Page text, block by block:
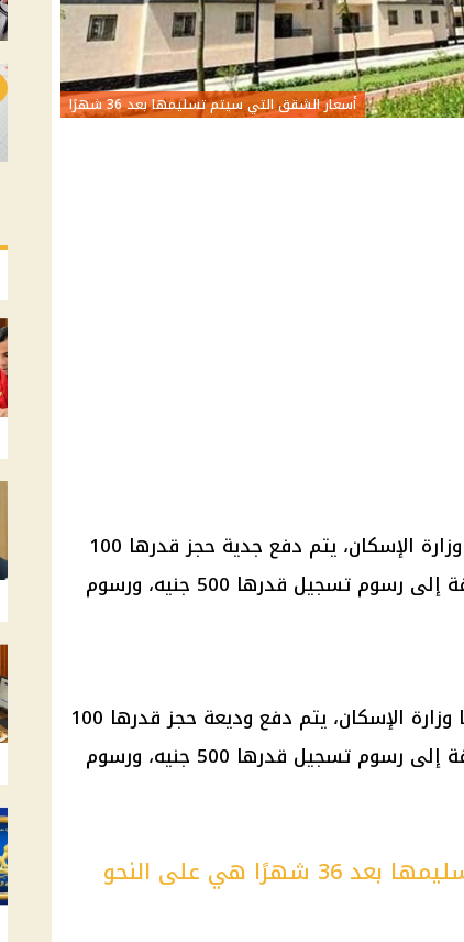
أسعار الشقق التي سيتم تسليمها بعد 36 شهرًا
وزارة الإسكان
، يتم دفع جدية حجز قدرها 100
، بالإضافة إلى رسوم تسجيل قدرها 500 جنيه، ورسوم
وزارة الإسكان
، يتم دفع وديعة حجز قدرها 100
، بالإضافة إلى رسوم تسجيل قدرها 500 جنيه، ورسوم
وأسعار الشقق التي سيتم تسليمها بعد 36 شهرًا هي على النحو